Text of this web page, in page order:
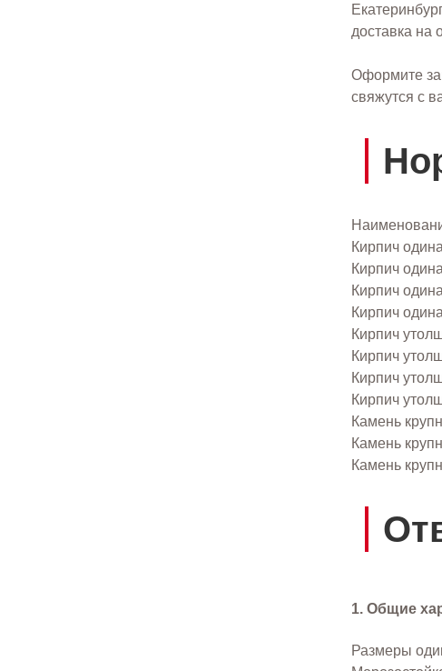
доставка на
Оформите
свяжутся с
Кирпич
Кирпич
Кирпич
Кирпич
Кирпич
Кирпич
Кирпич
Кирпич
Камень
Камень
Камень
1. Общие
Размеры